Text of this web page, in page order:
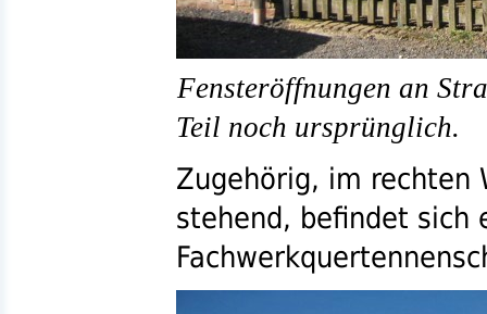
Fensteröffnungen an
Teil noch ursprünglich.
Zugehörig, im rechten
stehend, befindet sich